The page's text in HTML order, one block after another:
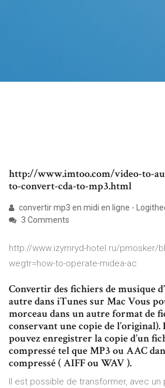
http://www.imtoo.com/video-to-
to-convert-cda-to-mp3.html
convertir mp3 en midi en ligne -
3 Comments
http://www.izymryd-hotel.ru/pmosker/
wegtr=how-to-operate-midea-ac
Convertir des fichiers de musique
autre dans iTunes sur Mac Vous
morceau dans un autre format de
conservant une copie de l’original).
pouvez enregistrer la copie d’un
compressé tel que MP3 ou AAC
compressé ( AIFF ou WAV ).
Il est possible de transformer, avec